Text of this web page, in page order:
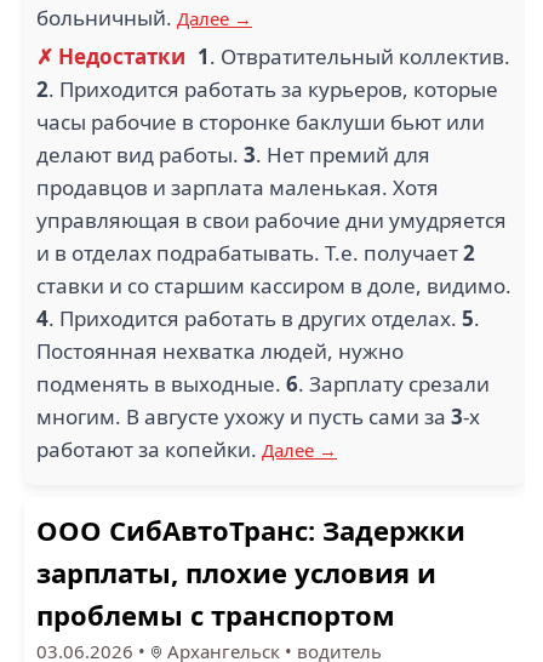
больничный. Далее →
✗ Недостатки 1. Отвратительный коллектив.
2. Приходится работать за курьеров, которые
часы рабочие в сторонке баклуши бьют или
делают вид работы. 3. Нет премий для
продавцов и зарплата маленькая. Хотя
управляющая в свои рабочие дни умудряется
и в отделах подрабатывать. Т.е. получает2
ставки и со старшим кассиром в доле, видимо.
4. Приходится работать в других отделах. 5.
Постоянная нехватка людей, нужно
подменять в выходные. 6. Зарплату срезали
многим. В августе ухожу и пусть сами за 3-х
работают за копейки. Далее →
ООО СибАвтоТранс: Задержки
зарплаты, плохие условия и
проблемы с транспортом
03.06.2026 • Архангельск • водитель